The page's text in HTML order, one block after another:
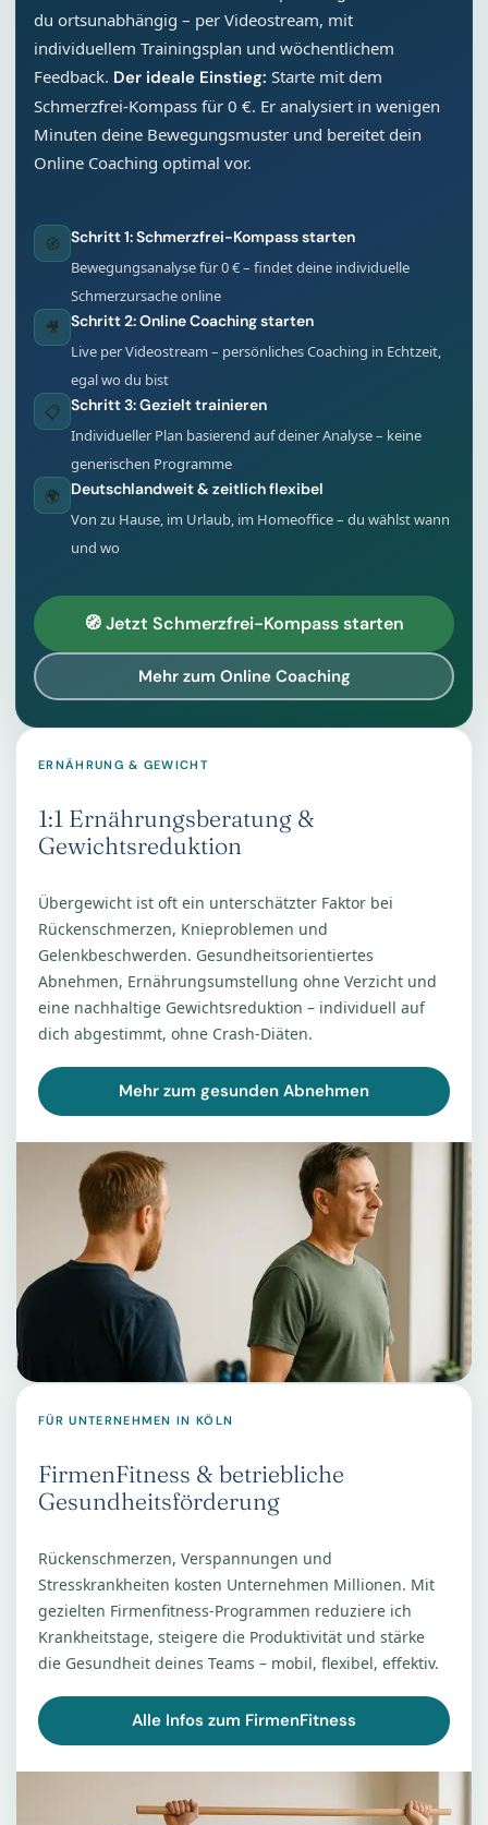
du ortsunabhängig – per Videostream, mit
individuellem Trainingsplan und wöchentlichem
Feedback. Der ideale Einstieg: Starte mit dem
Schmerzfrei-Kompass für 0 €. Er analysiert in wenigen
Minuten deine Bewegungsmuster und bereitet dein
Online Coaching optimal vor.
🧭
Schritt 1: Schmerzfrei-Kompass starten
Bewegungsanalyse für 0 € – findet deine individuelle
Schmerzursache online
🎥
Schritt 2: Online Coaching starten
Live per Videostream – persönliches Coaching in Echtzeit,
egal wo du bist
📋 Schritt 3: Gezielt trainieren
Individueller Plan basierend auf deiner Analyse – keine
generischen Programme
🌍
Deutschlandweit & zeitlich flexibel
Von zu Hause, im Urlaub, im Homeoffice – du wählst wann
und wo
🧭 Jetzt Schmerzfrei-Kompass starten
Mehr zum Online Coaching
ERNÄHRUNG & GEWICHT
1:1 Ernährungsberatung &
Gewichtsreduktion
Übergewicht ist oft ein unterschätzter Faktor bei
Rückenschmerzen, Knieproblemen und
Gelenkbeschwerden. Gesundheitsorientiertes
Abnehmen, Ernährungsumstellung ohne Verzicht und
eine nachhaltige Gewichtsreduktion – individuell auf
dich abgestimmt, ohne Crash-Diäten.
Mehr zum gesunden Abnehmen
FÜR UNTERNEHMEN IN KÖLN
FirmenFitness & betriebliche
Gesundheitsförderung
Rückenschmerzen, Verspannungen und
Stresskrankheiten kosten Unternehmen Millionen. Mit
gezielten Firmenfitness-Programmen reduziere ich
Krankheitstage, steigere die Produktivität und stärke
die Gesundheit deines Teams – mobil, flexibel, effektiv.
Alle Infos zum FirmenFitness